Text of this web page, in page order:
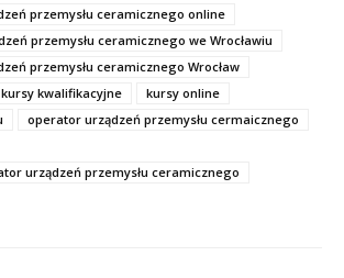
przemysłu ceramicznego online
przemysłu ceramicznego we Wrocławiu
przemysłu ceramicznego Wrocław
kursy kwalifikacyjne
kursy online
operator urządzeń przemysłu cermaicznego
urządzeń przemysłu ceramicznego